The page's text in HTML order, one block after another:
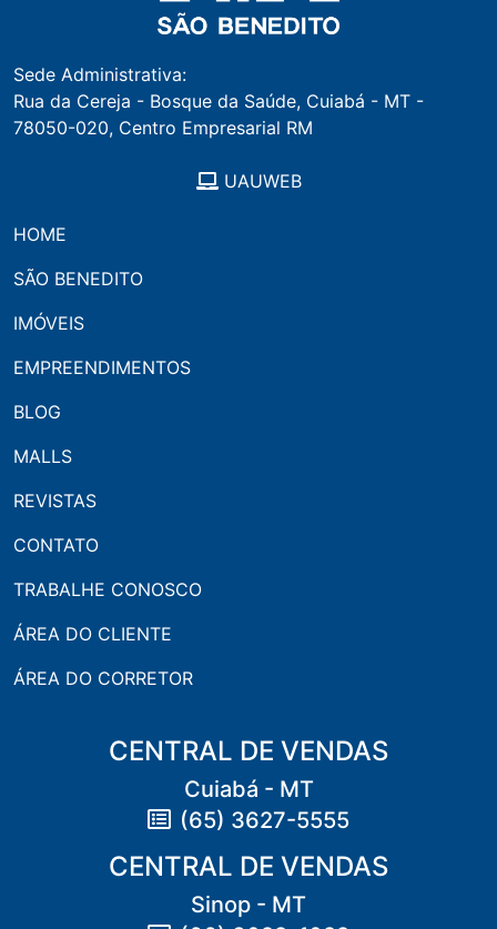
Sede Administrativa:
Rua da Cereja - Bosque da Saúde, Cuiabá - MT -
78050-020, Centro Empresarial RM
UAUWEB
HOME
SÃO BENEDITO
IMÓVEIS
EMPREENDIMENTOS
BLOG
MALLS
REVISTAS
CONTATO
TRABALHE CONOSCO
ÁREA DO CLIENTE
ÁREA DO CORRETOR
CENTRAL DE VENDAS
Cuiabá - MT
(65) 3627-5555
CENTRAL DE VENDAS
Sinop - MT